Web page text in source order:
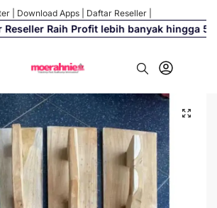
Download Apps Daftar Reseller
Raih Profit lebih banyak hingga